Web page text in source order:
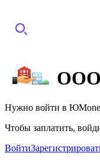
Нужно войти в
Чтобы заплатить,
Войти